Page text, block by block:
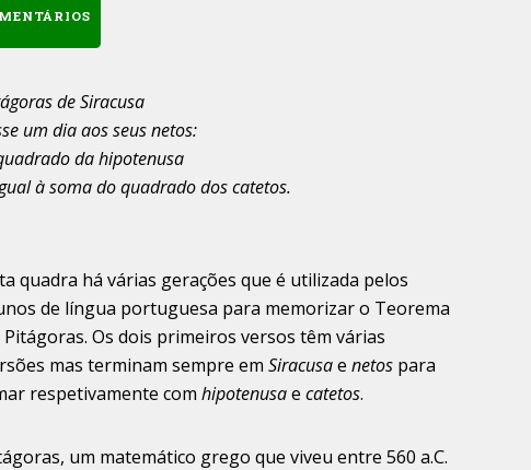
de Siracusa
um dia aos seus netos:
da hipotenusa
à soma do quadrado dos catetos.
quadra há várias gerações que é utilizada pelos
de língua portuguesa para memorizar o Teorema
Pitágoras. Os dois primeiros versos têm várias
mas terminam sempre emSiracusaenetos para
respetivamente comhipotenusaecatetos.
um matemático grego que viveu entre 560 a.C.